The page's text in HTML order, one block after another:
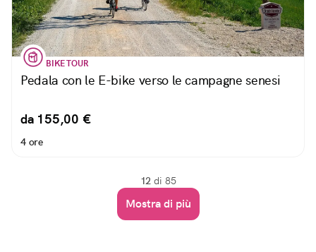
BIKE TOUR
Pedala con le E-bike verso le campagne senesi
da 155,00 €
4 ore
12 di 85
Mostra di più